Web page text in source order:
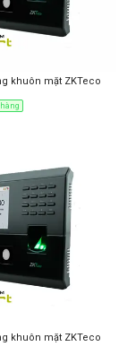
khuôn mặt ZKTeco
khuôn mặt ZKTeco